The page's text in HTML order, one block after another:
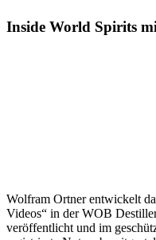
Inside World Spirits
Wolfram Ortner entwickelt
Videos“ in der WOB
veröffentlicht und im